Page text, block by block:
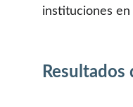
instituciones
Resultados